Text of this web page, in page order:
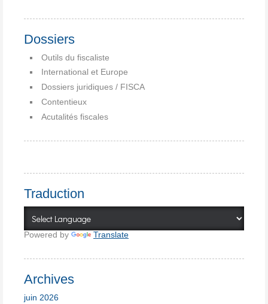
Dossiers
Outils du fiscaliste
International et Europe
Dossiers juridiques / FISCA
Contentieux
Acutalités fiscales
Traduction
Powered by Translate
Archives
juin 2026